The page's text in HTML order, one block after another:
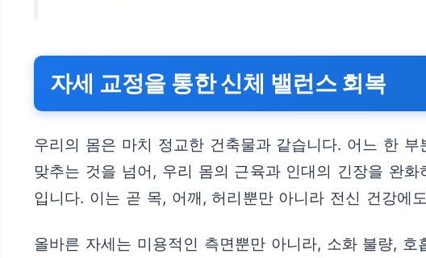
자세 교정을 통한 신체 밸런스 회복
우리의 몸은 마치 정교한 건축물과 같습니다. 어느 한
맞추는 것을 넘어, 우리 몸의 근육과 인대의 긴장을 완
입니다. 이는 곧 목, 어깨, 허리뿐만 아니라 전신 건강에
올바른 자세는 미용적인 측면뿐만 아니라, 소화 불량,